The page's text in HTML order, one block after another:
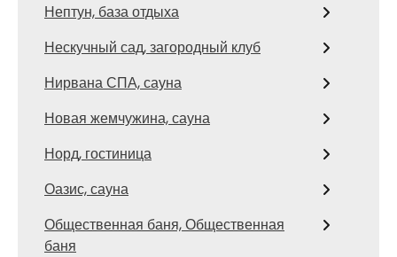
Нептун, база отдыха
Нескучный сад, загородный клуб
Нирвана СПА, сауна
Новая жемчужина, сауна
Норд, гостиница
Оазис, сауна
Общественная баня, Общественная
баня